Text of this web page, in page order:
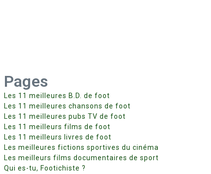
Pages
Les 11 meilleures B.D. de foot
Les 11 meilleures chansons de foot
Les 11 meilleures pubs TV de foot
Les 11 meilleurs films de foot
Les 11 meilleurs livres de foot
Les meilleures fictions sportives du cinéma
Les meilleurs films documentaires de sport
Qui es-tu, Footichiste ?